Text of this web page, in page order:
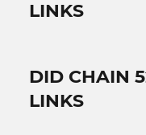
LINKS
DID CHAIN
LINKS